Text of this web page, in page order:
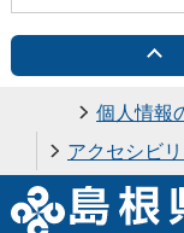
個人情報
アクセシビ